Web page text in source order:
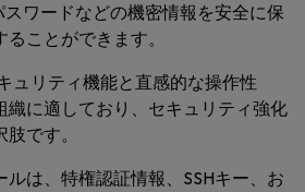
スワードなどの機密情報を安全に保
ことができます。
ュリティ機能と直感的な操作性
織に適しており、セキュリティ強化
です。
ルは、特権認証情報、SSHキー、お